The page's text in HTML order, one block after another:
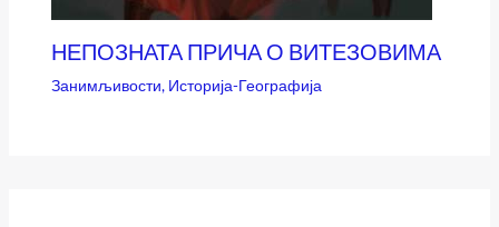
НЕПОЗНАТА ПРИЧА О ВИТЕЗОВИМА
Занимљивости, Историја-Географија